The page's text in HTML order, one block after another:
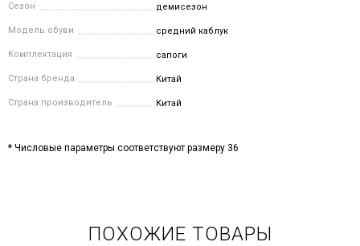
Сезон
демисезон
Модель обуви средний каблук
Комплектация сапоги
Страна бренда Китай
Страна производитель Китай
* Числовые параметры соответствуют размеру 36
ПОХОЖИЕ ТОВАРЫ